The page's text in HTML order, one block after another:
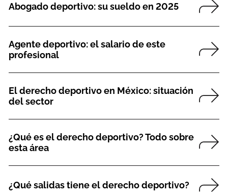
Abogado deportivo: su sueldo en 2025
Agente deportivo: el salario de este
profesional
El derecho deportivo en México: situación
del sector
¿Qué es el derecho deportivo? Todo sobre
esta área
¿Qué salidas tiene el derecho deportivo?